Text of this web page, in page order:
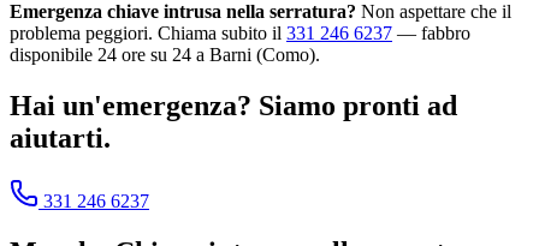
Emergenza chiave intrusa nella serratura? Non aspettare che il
problema peggiori. Chiama subito il 331 246 6237 — fabbro
disponibile 24 ore su 24 a Barni (Como).
Hai un'emergenza? Siamo pronti ad
aiutarti.
331 246 6237